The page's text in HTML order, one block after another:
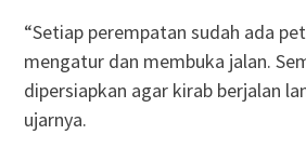
“Setiap perempatan sudah ada
mengatur dan membuka jalan.
dipersiapkan agar kirab berjalan
ujarnya.